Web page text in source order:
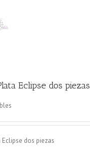
Eclipse dos piezas
dos piezas